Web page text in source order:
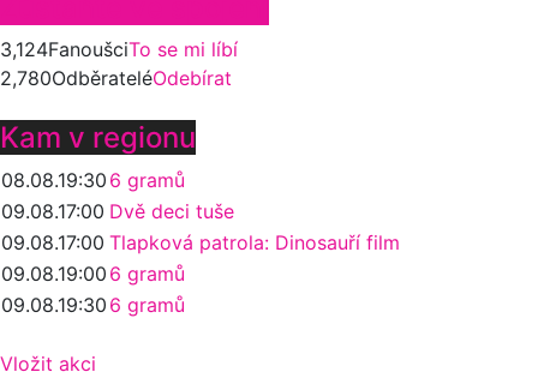
3,124FanoušciTo se mi líbí
2,780OdběrateléOdebírat
Kam v regionu
08.08.19:30 6 gramů
09.08.17:00 Dvě deci tuše
09.08.17:00 Tlapková patrola: Dinosauří film
09.08.19:00 6 gramů
09.08.19:30 6 gramů
Vložit akci